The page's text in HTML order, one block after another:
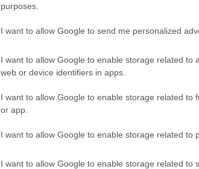
purposes.
I want to allow Google to send me personalized
I want to allow Google to enable storage related to
web or device identifiers in apps.
I want to allow Google to enable storage related to
or app.
I want to allow Google to enable storage related to
I want to allow Google to enable storage related to